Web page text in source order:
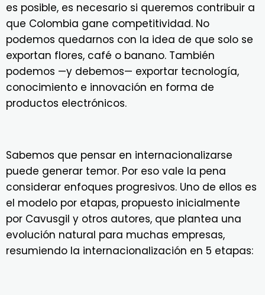
es posible, es necesario si queremos contribuir a
que Colombia gane competitividad. No
podemos quedarnos con la idea de que solo se
exportan flores, café o banano. También
podemos —y debemos— exportar tecnología,
conocimiento e innovación en forma de
productos electrónicos.
Sabemos que pensar en internacionalizarse
puede generar temor. Por eso vale la pena
considerar enfoques progresivos. Uno de ellos es
el modelo por etapas, propuesto inicialmente
por Cavusgil y otros autores, que plantea una
evolución natural para muchas empresas,
resumiendo la internacionalización en 5 etapas: